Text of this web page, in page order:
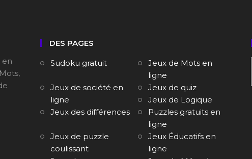
en
DES PAGES
Sudoku gratuit
Jeux de Mots en
ligne
Jeux de société en
ligne
Jeux de quiz
Jeux de Logique
Jeux des différences
Puzzles gratuits en
ligne
Jeux de puzzle
coulissant
Jeux Éducatifs en
ligne